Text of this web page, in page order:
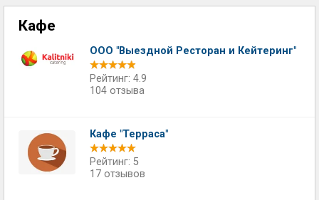
Кафе
ООО "Выездной Ресторан и Кейтеринг"
Рейтинг: 4.9
104 отзыва
Кафе "Терраса"
Рейтинг: 5
17 отзывов